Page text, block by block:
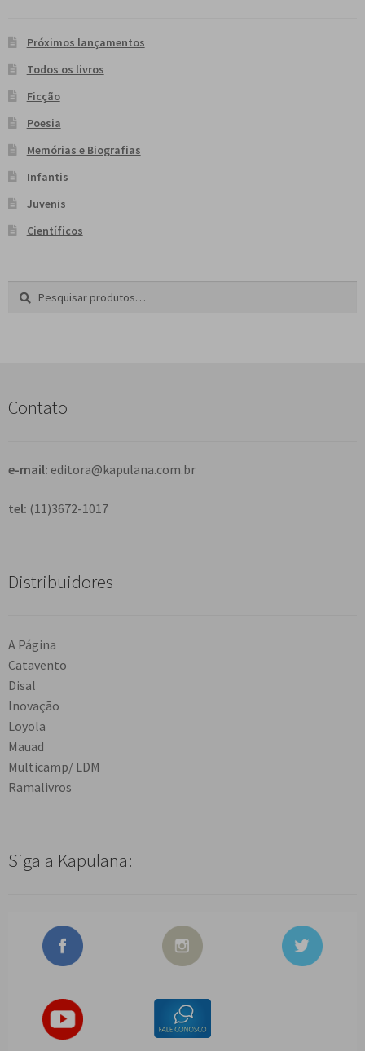
Próximos lançamentos
Todos os livros
Ficção
Poesia
Memórias e Biografias
Infantis
Juvenis
Científicos
Pesquisar
a
Contato
e-mail: editora@kapulana.com.br
tel: (11)3672-1017
Distribuidores
A Página
Catavento
Disal
Inovação
Loyola
Mauad
Multicamp/ LDM
Ramalivros
Siga a Kapulana: